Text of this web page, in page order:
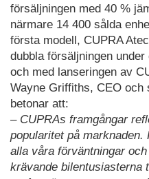
försäljningen med 40 %
närmare 14 400 sålda
första modell, CUPRA
dubbla försäljningen
och med lanseringen av
Wayne Griffiths, CEO och
betonar att:
– CUPRAs framgångar
popularitet på
alla våra förväntningar
krävande bilentusiasterna